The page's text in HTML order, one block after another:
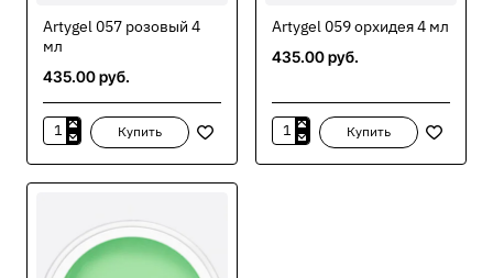
Artygel 057 розовый 4
мл
435.00 руб.
Artygel
057
розовый
Купить
Artygel 059 орхидея 4 мл
435.00 руб.
Artygel
059
Купить